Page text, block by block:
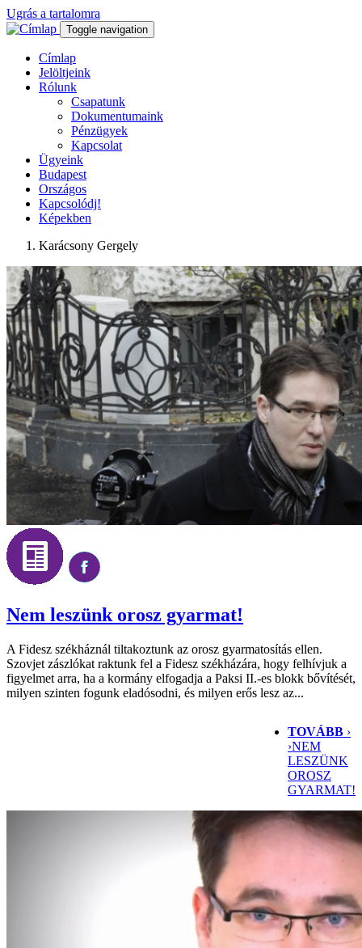
Ugrás a tartalomra
Toggle navigation
Címlap
Jelöltjeink
Rólunk
Csapatunk
Dokumentumaink
Pénzügyek
Kapcsolat
Ügyeink
Budapest
Országos
Kapcsolódj!
Képekben
Karácsony Gergely
Nem leszünk orosz gyarmat!
A Fidesz székháznál tiltakoztunk az orosz gyarmatosítás ellen.
Szovjet zászlókat raktunk fel a Fidesz székházára, hogy felhívjuk a
figyelmet arra, ha a kormány elfogadja a Paksi II.-es blokk bővítését,
milyen szinten fogunk eladósodni, és milyen erős lesz az...
TOVÁBB ›
›NEM
LESZÜNK
OROSZ
GYARMAT!